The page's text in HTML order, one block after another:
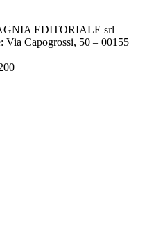
EDITORIALE srl
Via Capogrossi, 50 – 00155